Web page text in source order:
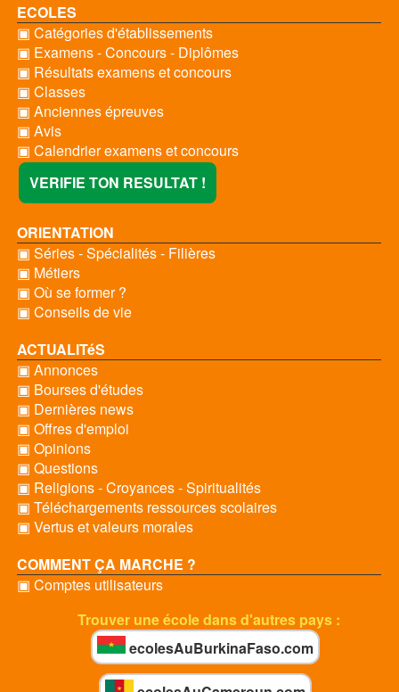
ECOLES
▣ Catégories d'établissements
▣ Examens - Concours - Diplômes
▣ Résultats examens et concours
▣ Classes
▣ Anciennes épreuves
▣ Avis
▣ Calendrier examens et concours
VERIFIE TON RESULTAT !
ORIENTATION
▣ Séries - Spécialités - Filières
▣ Métiers
▣ Où se former ?
▣ Conseils de vie
ACTUALITéS
▣ Annonces
▣ Bourses d'études
▣ Dernières news
▣ Offres d'emploi
▣ Opinions
▣ Questions
▣ Religions - Croyances - Spiritualités
▣ Téléchargements ressources scolaires
▣ Vertus et valeurs morales
COMMENT ÇA MARCHE ?
▣ Comptes utilisateurs
Trouver une école dans d'autres pays :
ecolesAuBurkinaFaso.com